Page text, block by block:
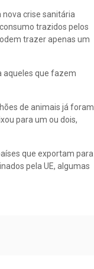
nova crise sanitária
trazidos pelos
trazer apenas um
aqueles que fazem
de animais já foram
para um ou dois,
que exportam para
pela UE, algumas